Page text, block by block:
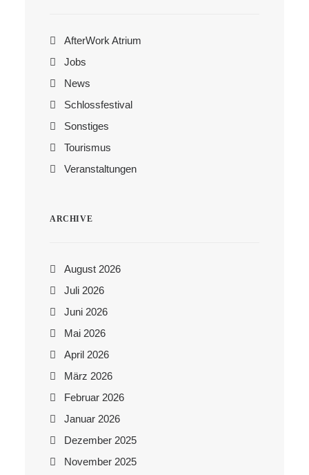
AfterWork Atrium
Jobs
News
Schlossfestival
Sonstiges
Tourismus
Veranstaltungen
ARCHIVE
August 2026
Juli 2026
Juni 2026
Mai 2026
April 2026
März 2026
Februar 2026
Januar 2026
Dezember 2025
November 2025